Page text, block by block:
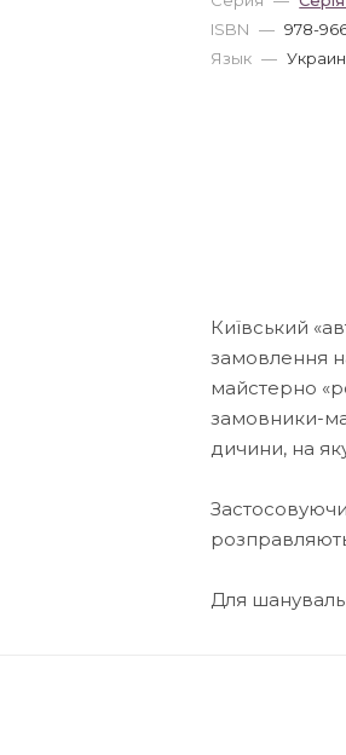
ISBN — 978-
Язык —
Київський
замовлення
майстерно
замовники-
дичини, на
Застосовуючи
Для